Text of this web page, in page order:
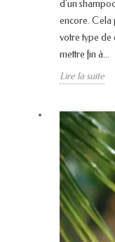
d'un
encore. Cela
votre type de
mettre fin à...
Lire la suite